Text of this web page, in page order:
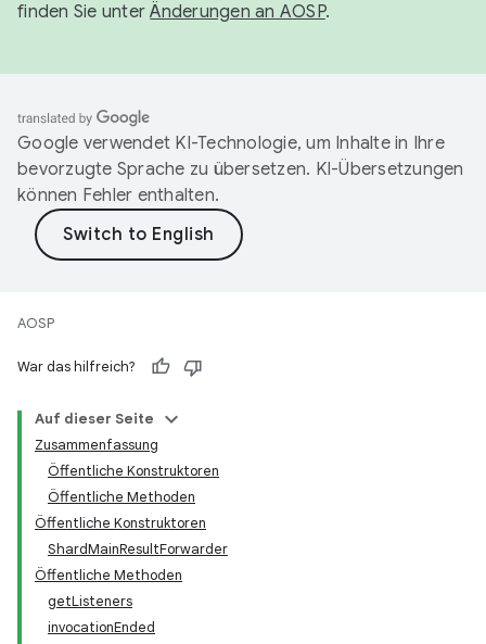
finden Sie unterÄnderungen an AOSP.
Google verwendet KI-Technologie, um Inhalte in Ihre
bevorzugte Sprache zu übersetzen. KI-Übersetzungen
können Fehler enthalten.
AOSP
War das hilfreich?
Auf dieser Seite
Zusammenfassung
Öffentliche Konstruktoren
Öffentliche Methoden
Öffentliche Konstruktoren
ShardMainResultForwarder
Öffentliche Methoden
getListeners
invocationEnded